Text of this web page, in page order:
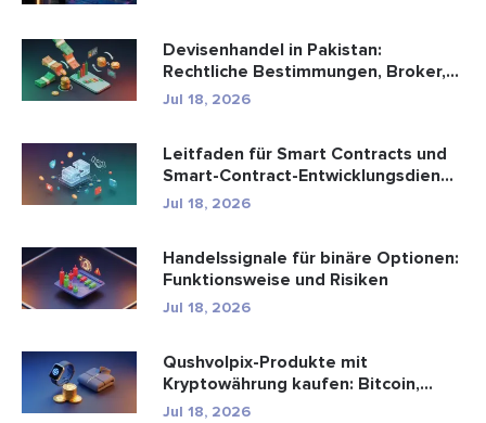
Devisenhandel in Pakistan:
Rechtliche Bestimmungen, Broker,
Handel...
Jul 18, 2026
Leitfaden für Smart Contracts und
Smart-Contract-Entwicklungsdien...
Jul 18, 2026
Handelssignale für binäre Optionen:
Funktionsweise und Risiken
Jul 18, 2026
Qushvolpix-Produkte mit
Kryptowährung kaufen: Bitcoin,
Zahlungen ...
Jul 18, 2026